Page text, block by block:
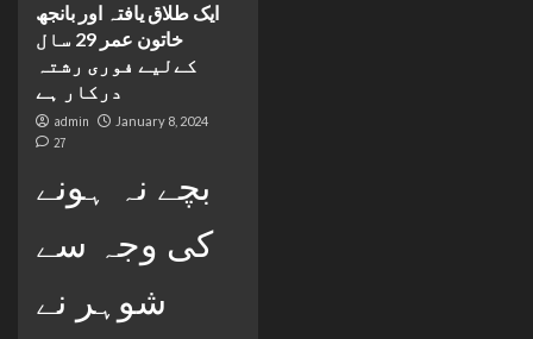
ایک طلاق یافتہ اور بانجھ
خاتون عمر 29 سال
کےلیے فوری رشتہ
درکار ہے
admin January 8, 2024
27
بچے نہ ہونے
کی وجہ سے
شوہر نے